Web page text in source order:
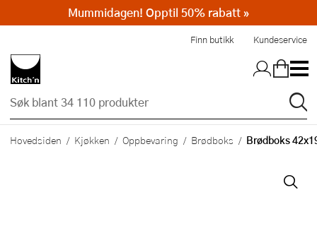
Finn butikk Kundeservice
Hovedsiden Kjøkken Oppbevaring Brødboks Brødboks
Mummidagen! Opptil 50% rabatt »